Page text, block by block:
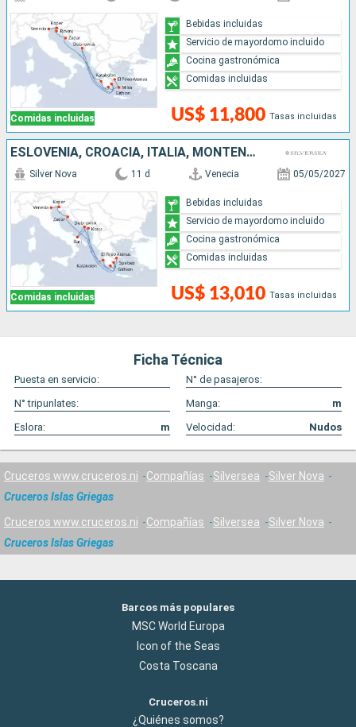
Comidas incluidas US$ 11,800 Tasas incluidas
Bebidas incluidas
Servicio de mayordomo incluido
Cocina gastronómica
Comidas incluidas
ESLOVENIA, CROACIA, ITALIA, MONTENEGRO, GRECIA
Comidas incluidas
Silver Nova 11 d Venecia 05/05/2027
US$ 13,010 Tasas incluidas
Bebidas incluidas
Servicio de mayordomo incluido
Cocina gastronómica
Comidas incluidas
Ficha Técnica
Puesta en servicio:
N° de pasajeros:
N° tripunlates:
Manga:
m
Eslora:
m Velocidad: Nudos
Cruceros www.cruceros.ni Compañías Silversea
Silver Nova
Cruceros Islas Griegas
Cruceros www.cruceros.ni Compañías Silversea
Silver Nova
Cruceros Islas Griegas
Barcos más populares
MSC World Europa
Icon of the Seas
Costa Toscana
Cruceros.ni
¿Quiénes somos?